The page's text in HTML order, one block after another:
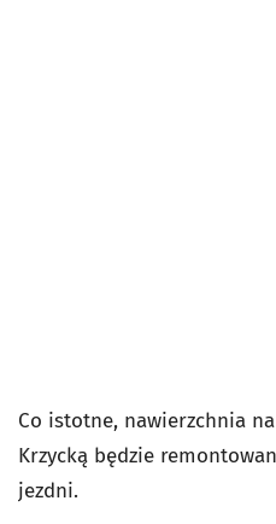
Co istotne, nawierzchnia
Krzycką będzie
jezdni.